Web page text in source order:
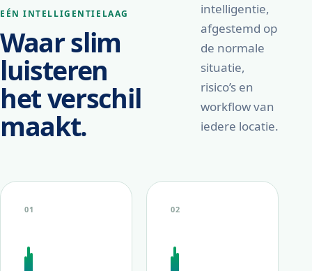
EÉN INTELLIGENTIELAAG
Waar slim
luisteren
het verschil
maakt.
intelligentie,
afgestemd op
de normale
situatie,
risico’s en
workflow van
iedere locatie.
01 02